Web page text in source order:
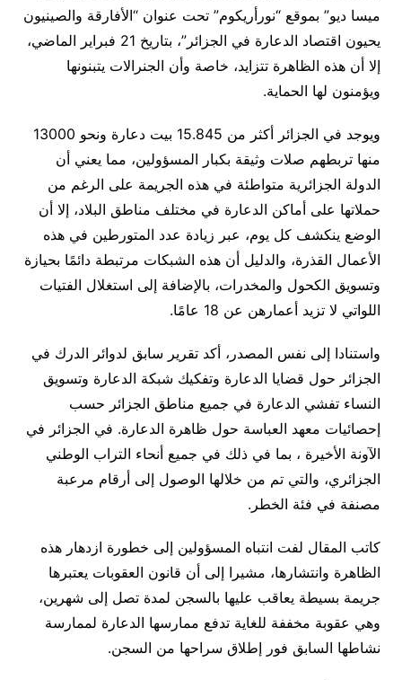
ميسا ديو” بموقع “نورأريكوم” تحت عنوان “الأفارقة والصينيون
يحيون اقتصاد الدعارة في الجزائر”، بتاريخ 21 فبراير الماضي،
إلا أن هذه الظاهرة تتزايد، خاصة وأن الجنرالات يتبنونها
ويؤمنون لها الحماية.
ويوجد في الجزائر أكثر من 15.845 بيت دعارة ونحو 13000
منها تربطهم صلات وثيقة بكبار المسؤولين، مما يعني أن
الدولة الجزائرية متواطئة في هذه الجريمة على الرغم من
حملاتها على أماكن الدعارة في مختلف مناطق البلاد، إلا أن
الوضع ينكشف كل يوم، عبر زيادة عدد المتورطين في هذه
الأعمال القذرة، والدليل أن هذه الشبكات مرتبطة دائمًا بحيازة
وتسويق الكحول والمخدرات، بالإضافة إلى استغلال الفتيات
اللواتي لا تزيد أعمارهن عن 18 عامًا
.
واستنادا إلى نفس المصدر، أكد تقرير سابق لدوائر الدرك في
الجزائر حول قضايا الدعارة وتفكيك شبكة الدعارة وتسويق
النساء تفشي الدعارة في جميع مناطق الجزائر حسب
إحصائيات معهد العباسة حول ظاهرة الدعارة. في الجزائر في
الآونة الأخيرة ، بما في ذلك في جميع أنحاء التراب الوطني
الجزائري، والتي تم من خلالها الوصول إلى أرقام مرعبة
مصنفة في فئة الخطر .
كاتب المقال لفت انتباه المسؤولين إلى خطورة ازدهار هذه
الظاهرة وانتشارها، مشيرا إلى أن قانون العقوبات يعتبرها
جريمة بسيطة يعاقب عليها بالسجن لمدة تصل إلى شهرين،
وهي عقوبة مخففة للغاية تدفع ممارسها الدعارة لممارسة
نشاطها السابق فور إطلاق سراحها من السجن.